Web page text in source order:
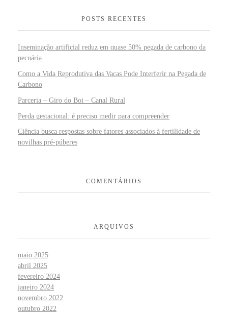
POSTS RECENTES
Inseminação artificial reduz em quase 50% pegada de carbono da
pecuária
Como a Vida Reprodutiva das Vacas Pode Interferir na Pegada de
Carbono
Parceria – Giro do Boi – Canal Rural
Perda gestacional: é preciso medir para compreender
Ciência busca respostas sobre fatores associados à fertilidade de
novilhas pré-púberes
COMENTÁRIOS
ARQUIVOS
maio 2025
abril 2025
fevereiro 2024
janeiro 2024
novembro 2022
outubro 2022